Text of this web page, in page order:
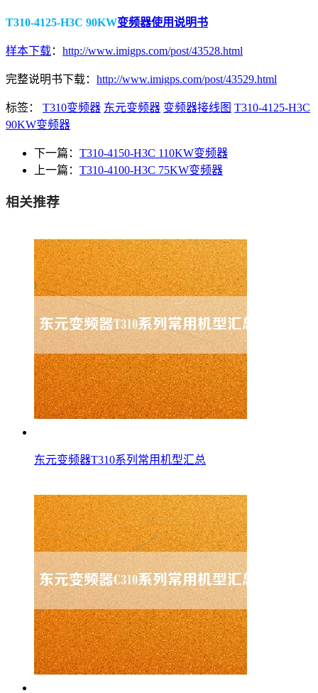
T310-4125-H3C 90KW变频器使用说明书
样本下载： http://www.imigps.com/post/43528.html
完整说明书下载： http://www.imigps.com/post/43529.html
标签： T310变频器 东元变频器 变频器接线图 T310-4125-H3C
90KW变频器
下一篇： T310-4150-H3C 110KW变频器
上一篇： T310-4100-H3C 75KW变频器
相关推荐
东元变频器T310系列常用机型汇总